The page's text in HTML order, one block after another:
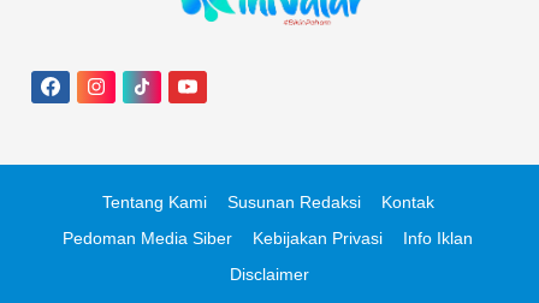
Tentang Kami Susunan Redaksi
Kontak
Pedoman Media Siber
Kebijakan Privasi
Info Iklan
Disclaimer